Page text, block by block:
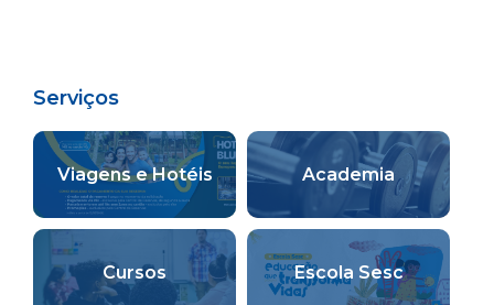
Serviços
Viagens e Hotéis Academia
Cursos Escola Sesc